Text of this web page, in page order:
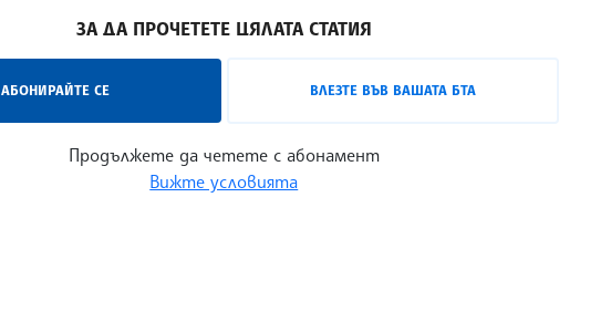
ЗА ДА ПРОЧЕТЕТЕ ЦЯЛАТА СТАТИЯ
АБОНИРАЙТЕ СЕ ВЛЕЗТЕ ВЪВ ВАШАТА БТА
Продължете да четете с абонамент
Вижте условията